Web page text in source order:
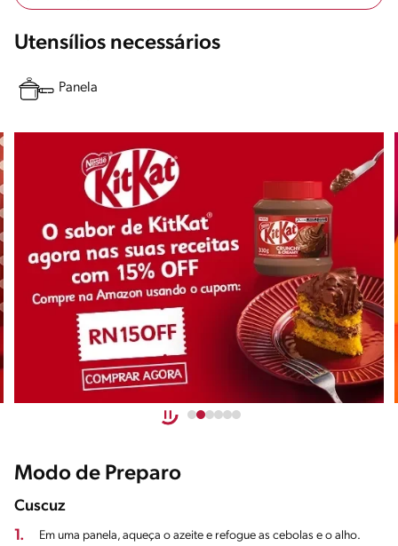
Utensílios necessários
Panela
Modo de Preparo
Cuscuz
1.
Em uma panela, aqueça o azeite e refogue as cebolas e o alho.